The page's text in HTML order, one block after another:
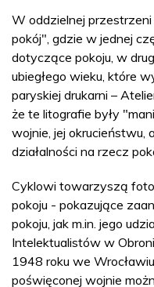
W oddzielnej
pokój", gdzie w jednej
dotyczące pokoju, w
ubiegłego wieku, które
paryskiej drukarni –
że te litografie były
wojnie, jej okrucieństwu,
działalności na rzecz
Cyklowi towarzyszą
pokoju - pokazujące
pokoju, jak m.in. jego
Intelektualistów w
1948 roku we
poświęconej wojnie